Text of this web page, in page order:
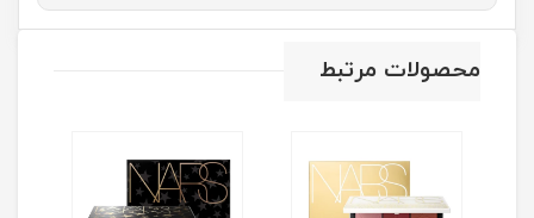
محصولات مرتبط